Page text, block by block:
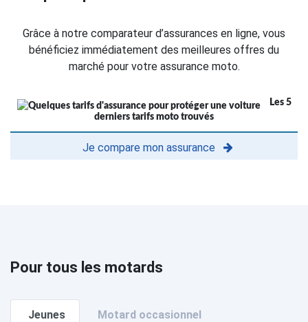
Grâce à notre comparateur d’assurances en ligne, vous
bénéficiez immédiatement des meilleures offres du
marché pour votre assurance moto.
Les 5
derniers tarifs moto trouvés
Je compare mon assurance
Pour tous les motards
Jeunes Motard occasionnel